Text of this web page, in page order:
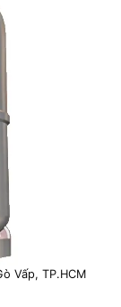
Vấp, TP.HCM